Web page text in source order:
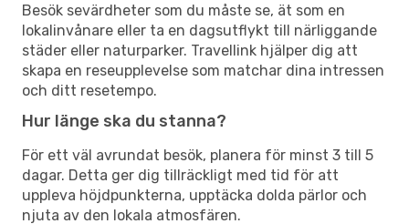
Besök sevärdheter som du måste se, ät som en
lokalinvånare eller ta en dagsutflykt till närliggande
städer eller naturparker. Travellink hjälper dig att
skapa en reseupplevelse som matchar dina intressen
och ditt resetempo.
Hur länge ska du stanna?
För ett väl avrundat besök, planera för minst 3 till 5
dagar. Detta ger dig tillräckligt med tid för att
uppleva höjdpunkterna, upptäcka dolda pärlor och
njuta av den lokala atmosfären.